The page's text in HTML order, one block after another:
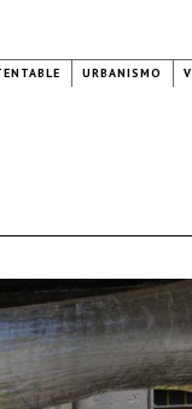
URBANISMO